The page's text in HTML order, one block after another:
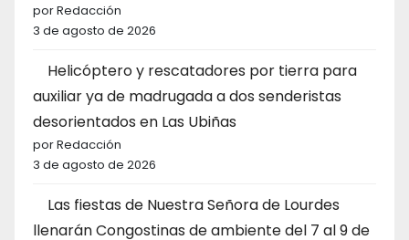
por Redacción
3 de agosto de 2026
Helicóptero y rescatadores por tierra para
auxiliar ya de madrugada a dos senderistas
desorientados en Las Ubiñas
por Redacción
3 de agosto de 2026
Las fiestas de Nuestra Señora de Lourdes
llenarán Congostinas de ambiente del 7 al 9 de